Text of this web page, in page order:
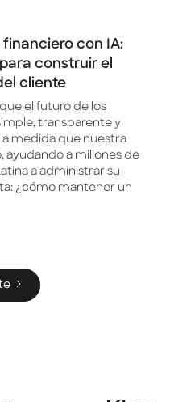
con IA:
construir el
cliente
el futuro de los
transparente y
a medida que nuestra
ayudando a millones de
a administrar su
¿cómo mantener un